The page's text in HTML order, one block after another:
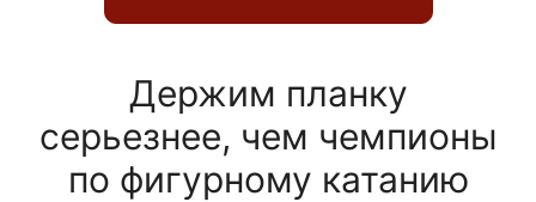
Держим планку
серьезнее, чем чемпионы
по фигурному катанию